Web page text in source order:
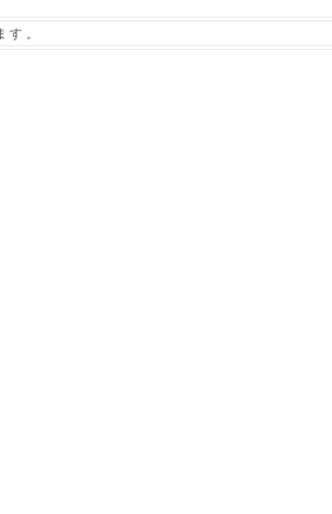
す。